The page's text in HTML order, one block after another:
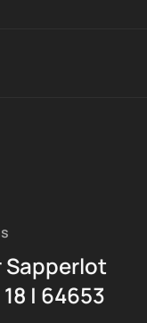
Sapperlot
| 64653